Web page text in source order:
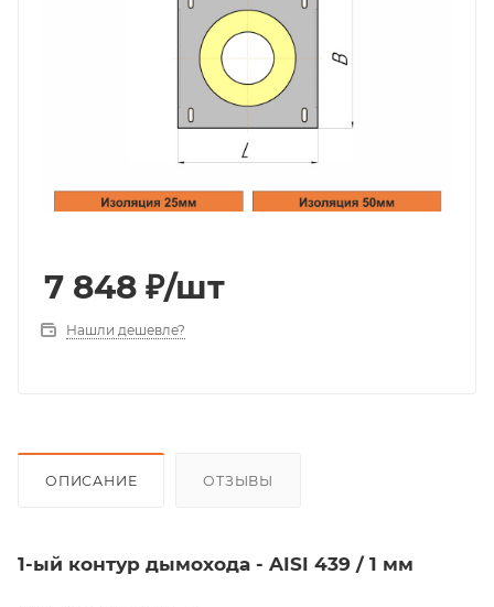
7 848 ₽/шт
Нашли дешевле?
ОПИСАНИЕ ОТЗЫВЫ
1-ый контур дымохода - AISI 439 / 1 мм